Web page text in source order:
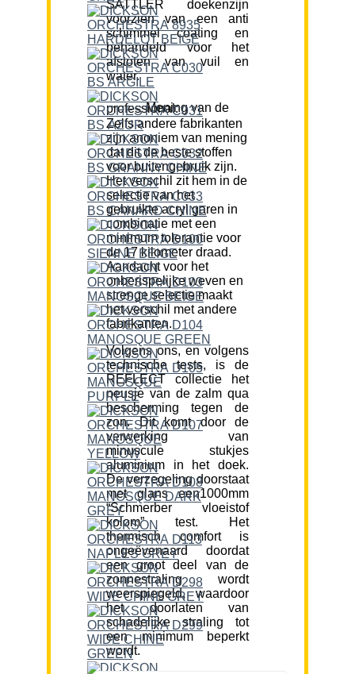
SATTLER doekenzijn
voorzien van een anti
schimmel coating en
behandeld voor het
afstoten van vuil en
water.
Mening van de professional:
Zelfs andere fabrikanten
zijn anoniem van mening
dat dit de beste stoffen
voor buitengebruik zijn.
Het verschil zit hem in de
selectie van het
gebruikte acryl garen in
combinatie met een
minimum tolerantie voor
de 17 kilometer draad.
Aandacht voor het
onberispelijke weven en
strenge selectie maakt
het verschil met andere
fabrikanten.
Volgens ons, en volgens
technische tests, is de
REFLECT collectie het
neusje van de zalm qua
bescherming tegen de
zon. Dit komt door de
verwerking van
minuscule stukjes
aluminium in het doek.
De verzegeling doorstaat
met glans een1000mm
“Schmerber vloeistof
kolom” test. Het
thermisch comfort is
ongeëvenaard doordat
een groot deel van de
zonnestraling wordt
weerspiegeld, waardoor
het doorlaten van
schadelijke straling tot
een minimum beperkt
wordt.